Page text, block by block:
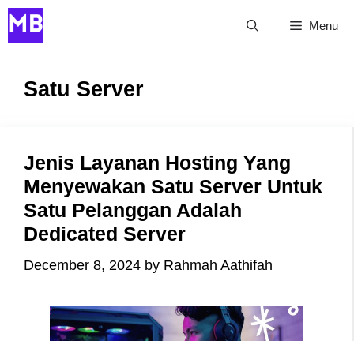
Skip
to
Menu
Satu Server
Jenis Layanan Hosting Yang
Menyewakan Satu Server Untuk
Satu Pelanggan Adalah
Dedicated Server
December 8, 2024 by Rahmah Aathifah